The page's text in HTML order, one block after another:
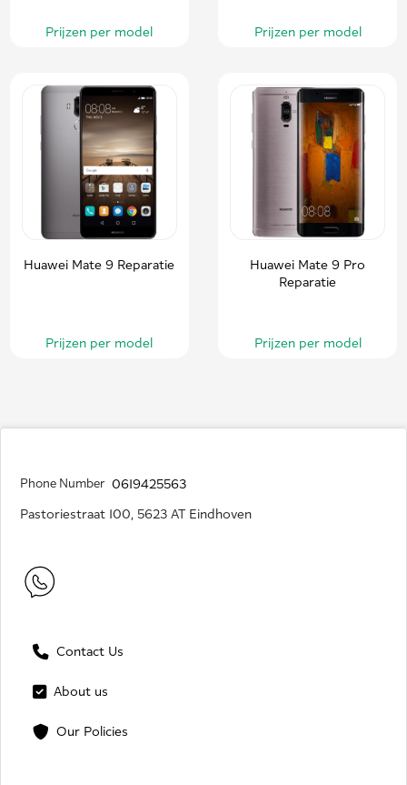
Prijzen per model Prijzen per model
Huawei Mate 9 Reparatie
Prijzen per model
Huawei Mate 9 Pro
Reparatie
Prijzen per model
Phone Number 0619425563
Pastoriestraat 100, 5623 AT Eindhoven
Contact Us
About us
Our Policies